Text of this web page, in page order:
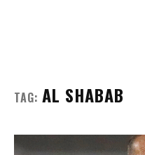
TAG: AL SHABAB